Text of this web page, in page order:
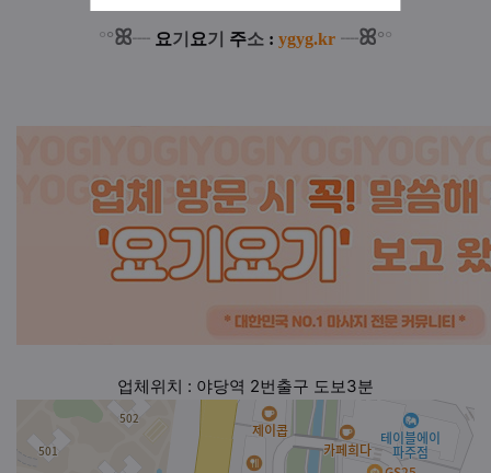
°°ꕤ┈ 요기 요기 주소 : ygyg.kr ┈ꕤ°°
업체위치 : 야당역 2번출구 도보3분